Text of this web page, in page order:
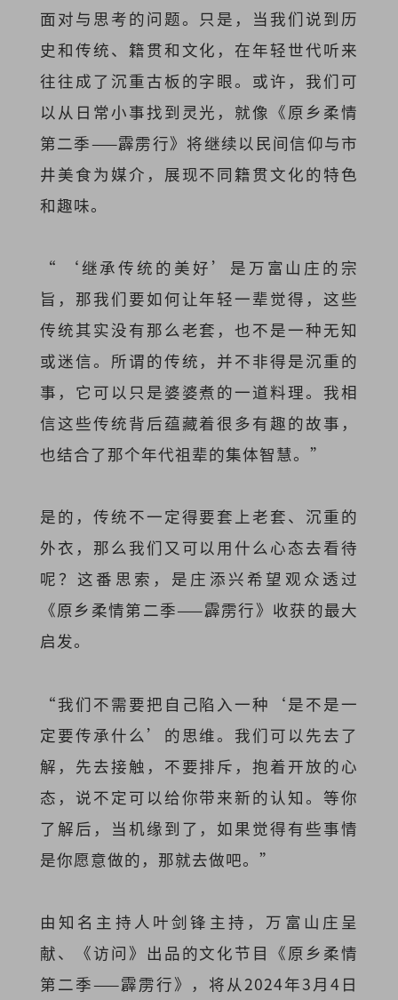
面对与思考的问题。只是，当我们说到历
史和传统、籍贯和文化，在年轻世代听来
往往成了沉重古板的字眼。或许，我们可
以从日常小事找到灵光，就像《原乡柔情
第二季——霹雳行》将继续以民间信仰与市
井美食为媒介，展现不同籍贯文化的特色
和趣味。
“ ‘继承传统的美好’是万富山庄的宗
旨，那我们要如何让年轻一辈觉得，这些
传统其实没有那么老套，也不是一种无知
或迷信。所谓的传统，并不非得是沉重的
事，它可以只是婆婆煮的一道料理。我相
信这些传统背后蕴藏着很多有趣的故事，
也结合了那个年代祖辈的集体智慧。”
是的，传统不一定得要套上老套、沉重的
外衣，那么我们又可以用什么心态去看待
呢？这番思索，是庄添兴希望观众透过
《原乡柔情第二季——霹雳行》收获的最大
启发。
“我们不需要把自己陷入一种‘是不是一
定要传承什么’的思维。我们可以先去了
解，先去接触，不要排斥，抱着开放的心
态，说不定可以给你带来新的认知。等你
了解后，当机缘到了，如果觉得有些事情
是你愿意做的，那就去做吧。”
由知名主持人叶剑锋主持，万富山庄呈
献、《访问》出品的文化节目《原乡柔情
第二季——霹雳行》，将从2024年3月4日